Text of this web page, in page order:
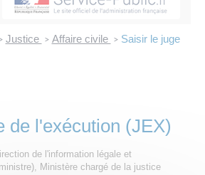
de la communauté de
Justice > Affaire civile > Saisir le juge
de l'exécution (JEX)
de l'information légale et
Ministère chargé de la justice